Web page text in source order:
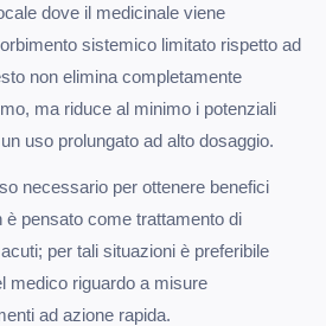
dove il medicinale viene
sistemico limitato rispetto ad
non elimina completamente
ma riduce al minimo i potenziali
uso prolungato ad alto dosaggio.
necessario per ottenere benefici
pensato come trattamento di
per tali situazioni è preferibile
medico riguardo a misure
ad azione rapida.